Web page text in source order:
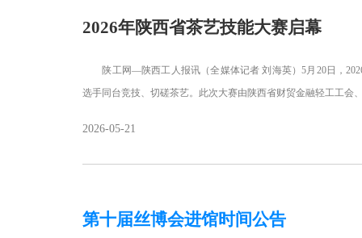
2026年陕西省茶艺技能大赛启幕
陕工网—陕西工人报讯（全媒体记者 刘海英）5月20日，
选手同台竞技、切磋茶艺。此次大赛由陕西省财贸金融轻工工会
2026-05-21
第十届丝博会进馆时间公告